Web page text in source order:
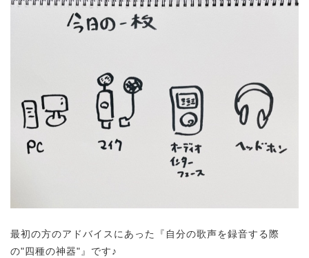
最初の方のアドバイスにあった『自分の歌声を録音する際
の"四種の神器"』です♪